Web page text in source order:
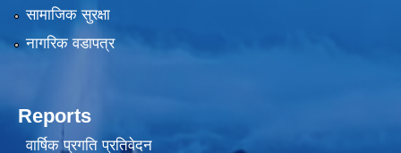
सामाजिक सुरक्षा
नागरिक वडापत्र
Reports
वार्षिक प्रगति प्रतिवेदन